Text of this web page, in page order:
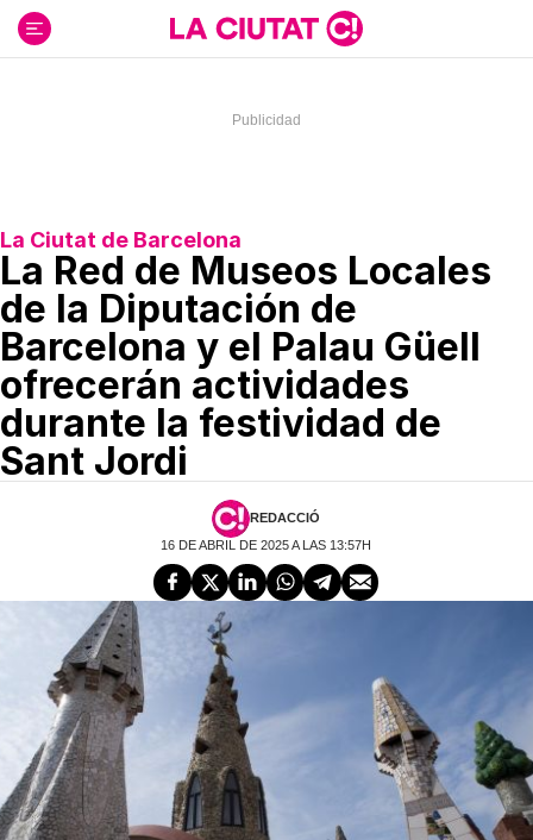
contenido
La Ciutat de Barcelona
La Red de Museos Locales
de la Diputación de
Barcelona y el Palau Güell
ofrecerán actividades
durante la festividad de
Sant Jordi
REDACCIÓ
16 DE ABRIL DE 2025 A LAS 13:57H